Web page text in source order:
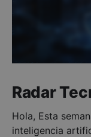
Radar
Hola, Esta semana hemos hablado mucho de
inteligencia